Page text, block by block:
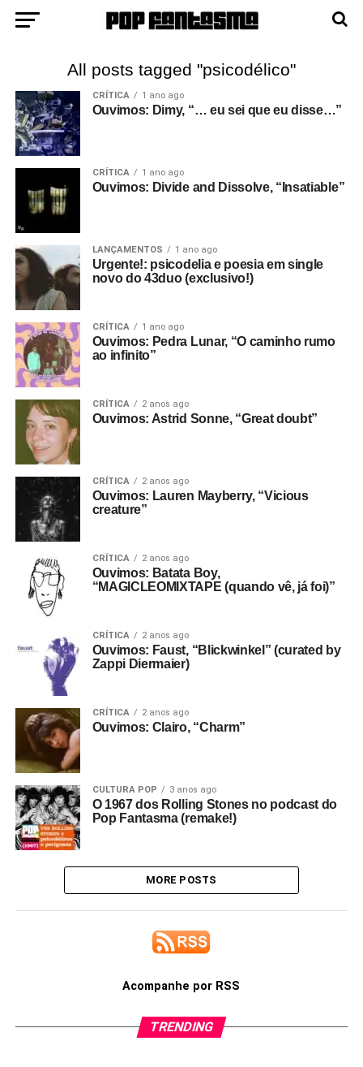
All posts tagged "psicodélico"
CRÍTICA 1 ano ago
Ouvimos: Dimy, “… eu sei que eu disse…”
CRÍTICA 1 ano ago
Ouvimos: Divide and Dissolve, “Insatiable”
LANÇAMENTOS 1 ano ago
Urgente!: psicodelia e poesia em single
novo do 43duo (exclusivo!)
CRÍTICA 1 ano ago
Ouvimos: Pedra Lunar, “O caminho rumo
ao infinito”
CRÍTICA 2 anos ago
Ouvimos: Astrid Sonne, “Great doubt”
CRÍTICA 2 anos ago
Ouvimos: Lauren Mayberry, “Vicious
creature”
CRÍTICA 2 anos ago
Ouvimos: Batata Boy,
“MAGICLEOMIXTAPE (quando vê, já foi)”
CRÍTICA 2 anos ago
Ouvimos: Faust, “Blickwinkel” (curated by
Zappi Diermaier)
CRÍTICA 2 anos ago
Ouvimos: Clairo, “Charm”
CULTURA POP 3 anos ago
O 1967 dos Rolling Stones no podcast do
Pop Fantasma (remake!)
MORE POSTS
Acompanhe por RSS
TRENDING